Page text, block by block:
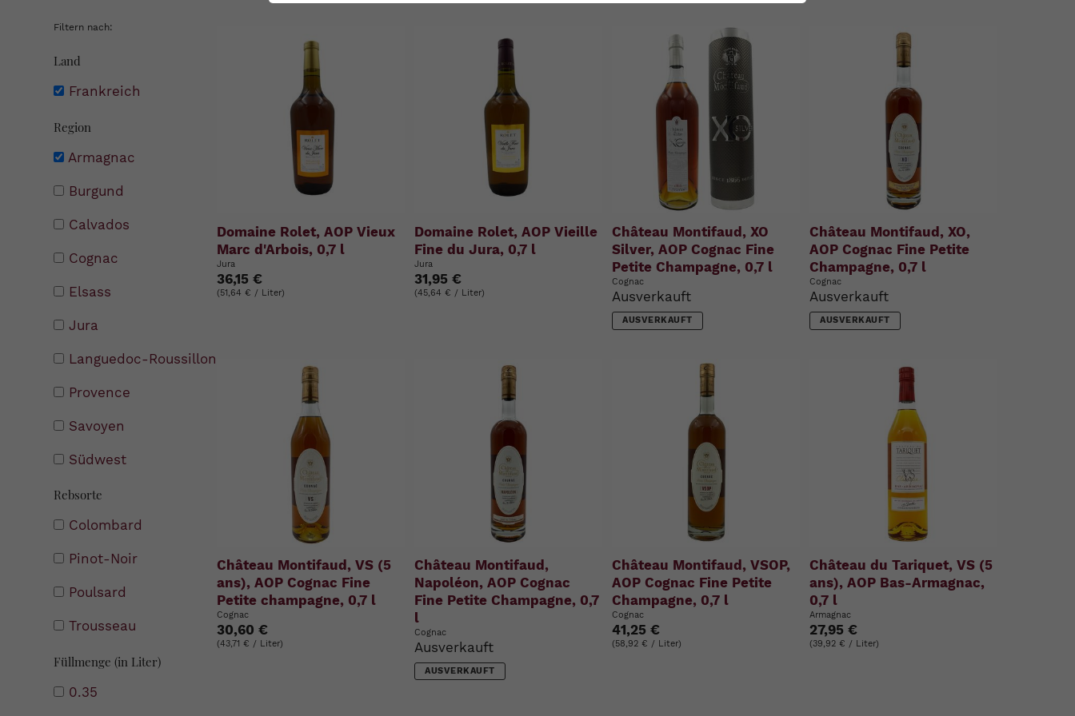
Filtern nach:
Land
Frankreich
Region
Armagnac
Burgund
Calvados
Cognac
Elsass
Jura
Languedoc-Roussillon
Provence
Savoyen
Südwest
Rebsorte
Colombard
Pinot-Noir
Poulsard
Trousseau
Füllmenge (in Liter)
0.35
Domaine Rolet, AOP Vieux
Marc d'Arbois, 0,7 l
Jura
36,15 €
(51,64 € / Liter)
Domaine Rolet, AOP Vieille
Fine du Jura, 0,7 l
Jura
31,95 €
(45,64 € / Liter)
Château Montifaud, XO
Silver, AOP Cognac Fine
Petite Champagne, 0,7 l
Cognac
Ausverkauft
AUSVERKAUFT
Château Montifaud, XO,
AOP Cognac Fine Petite
Champagne, 0,7 l
Cognac
Ausverkauft
AUSVERKAUFT
Château Montifaud, VS (5
ans), AOP Cognac Fine
Petite champagne, 0,7 l
Cognac
30,60 €
(43,71 € / Liter)
Château Montifaud,
Napoléon, AOP Cognac
Fine Petite Champagne, 0,7
l
Cognac
Ausverkauft
AUSVERKAUFT
Château Montifaud, VSOP,
AOP Cognac Fine Petite
Champagne, 0,7 l
Cognac
41,25 €
(58,92 € / Liter)
Château du Tariquet, VS (5
ans), AOP Bas-Armagnac,
0,7 l
Armagnac
27,95 €
(39,92 € / Liter)